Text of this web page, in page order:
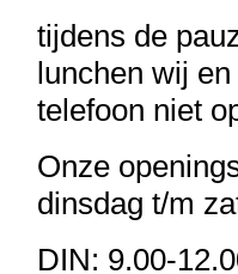
tijdens de
lunchen wij
telefoon niet
Onze
dinsdag t/m
DIN: 9.00-